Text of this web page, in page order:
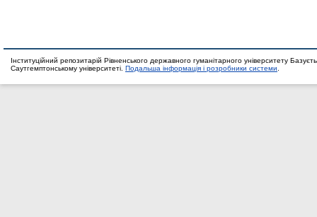
Інституційний репозитарій Рівненського державного гуманітарного університету
Саутгемптонському університеті. Подальша інформація і розробники системи